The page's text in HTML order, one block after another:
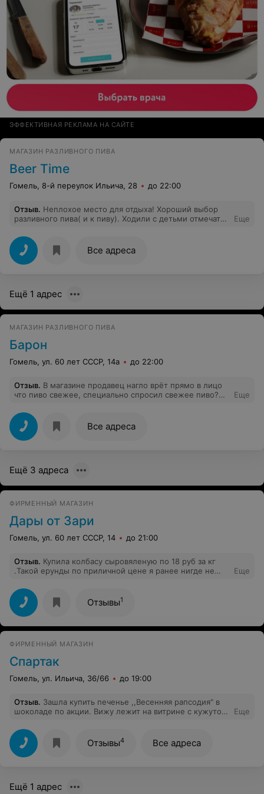
ЭФФЕКТИВНАЯ РЕКЛАМА НА САЙТЕ
МАГАЗИН РАЗЛИВНОГО ПИВА
Beer Time
Гомель, 8-й переулок Ильича, 28 до 22:00
Отзыв. Неплохое место для отдыха! Хороший выбор
разливного пива( и к пиву). Ходили с детьми отмечать
администратора есть меню от " Вавилон"-удобно).
Дети остались в восторге от комнаты " Другой мир"-
огромный выбор комп. игр и виртуальной
реальности....Взрослой компанией будет еще
Еще
Все адреса
Ещё 1 адрес
МАГАЗИН РАЗЛИВНОГО ПИВА
Барон
Гомель, ул. 60 лет СССР, 14а до 22:00
Отзыв. В магазине продавец нагло врёт прямо в лицо
что пиво свежее, специально спросил свежее пиво?
к моему удивлению по приезду домой открыл и был в
шоке, на сколько надо быть наглыми подлым
человеком. Не покупайте в это магазине ничего,
отношение к покупателям очень плохое.
Еще
Все адреса
Ещё 3 адреса
ФИРМЕННЫЙ МАГАЗИН
Дары от Зари
Гомель, ул. 60 лет СССР, 14 до 21:00
Отзыв. Купила колбасу сыровяленую по 18 руб за кг
.Такой ерунды по приличной цене я ранее нигде не
сала.Поэтому при покупке будьте внимательней.
Еще
Отзывы1
ФИРМЕННЫЙ МАГАЗИН
Спартак
Гомель, ул. Ильича, 36/66 до 19:00
Отзыв. Зашла купить печенье ,,Весенняя рапсодия" в
шоколаде по акции. Вижу лежит на витрине с кужутом
один продавец обслуживает покупателей, а другой
взвешивает себе печенье "Весенняя рапсодия" в
шоколаде без кунжута, которое я там часто покупала
по акции за 3.24. И тем не менее я спросила у
цене 4.78. Спрашиваю почему так, ответ-оно не по
Еще
Отзывы4 Все адреса
Ещё 1 адрес